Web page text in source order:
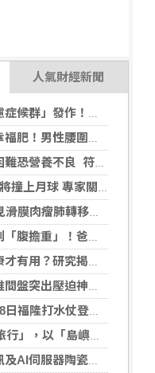
人氣財經新聞
：安度民俗月2大「認知調適」對策
逾90公分 醫籲留意脂肪肝風險
合「這二身分」可申請假牙補助
月球 專家關注衝擊後果
定位精準放療SBRT，控制轉移病灶
爸肚恐暗藏中年男性健康危機
5000步即可降低37%死亡風險
微創內視鏡手術助重返正常生活
有免費名額快報名，還可抽住宿券！
旅人開箱歌劇院後台、探訪地下舞廳年代及體驗民歌
器陶瓷基板 明年業績看佳